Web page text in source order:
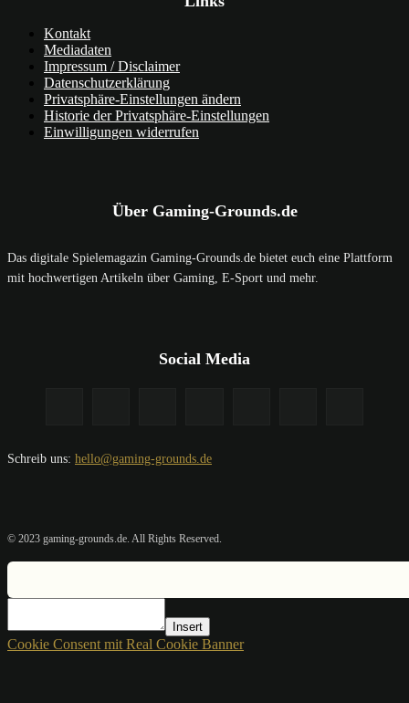
Kontakt
Mediadaten
Impressum / Disclaimer
Datenschutzerklärung
Privatsphäre-Einstellungen ändern
Historie der Privatsphäre-Einstellungen
Einwilligungen widerrufen
Über Gaming-Grounds.de
Das digitale Spielemagazin Gaming-Grounds.de bietet euch eine Plattform
mit hochwertigen Artikeln über Gaming, E-Sport und mehr.
Social Media
Schreib uns: hello@gaming-grounds.de
© 2023 gaming-grounds.de. All Rights Reserved.
Insert
Cookie Consent mit Real Cookie Banner